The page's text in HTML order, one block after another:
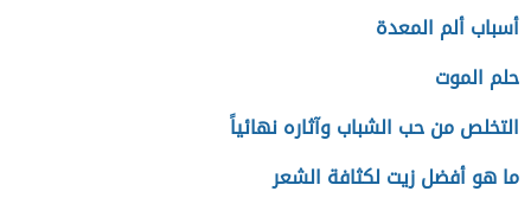
أسباب ألم المعدة
حلم الموت
التخلص من حب الشباب وآثاره نهائياً
ما هو أفضل زيت لكثافة الشعر